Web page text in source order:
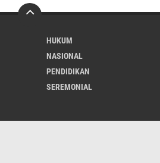
HUKUM
NASIONAL
PENDIDIKAN
SEREMONIAL